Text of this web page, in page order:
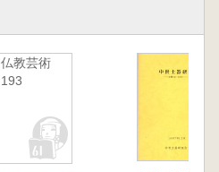
仏教芸術
193